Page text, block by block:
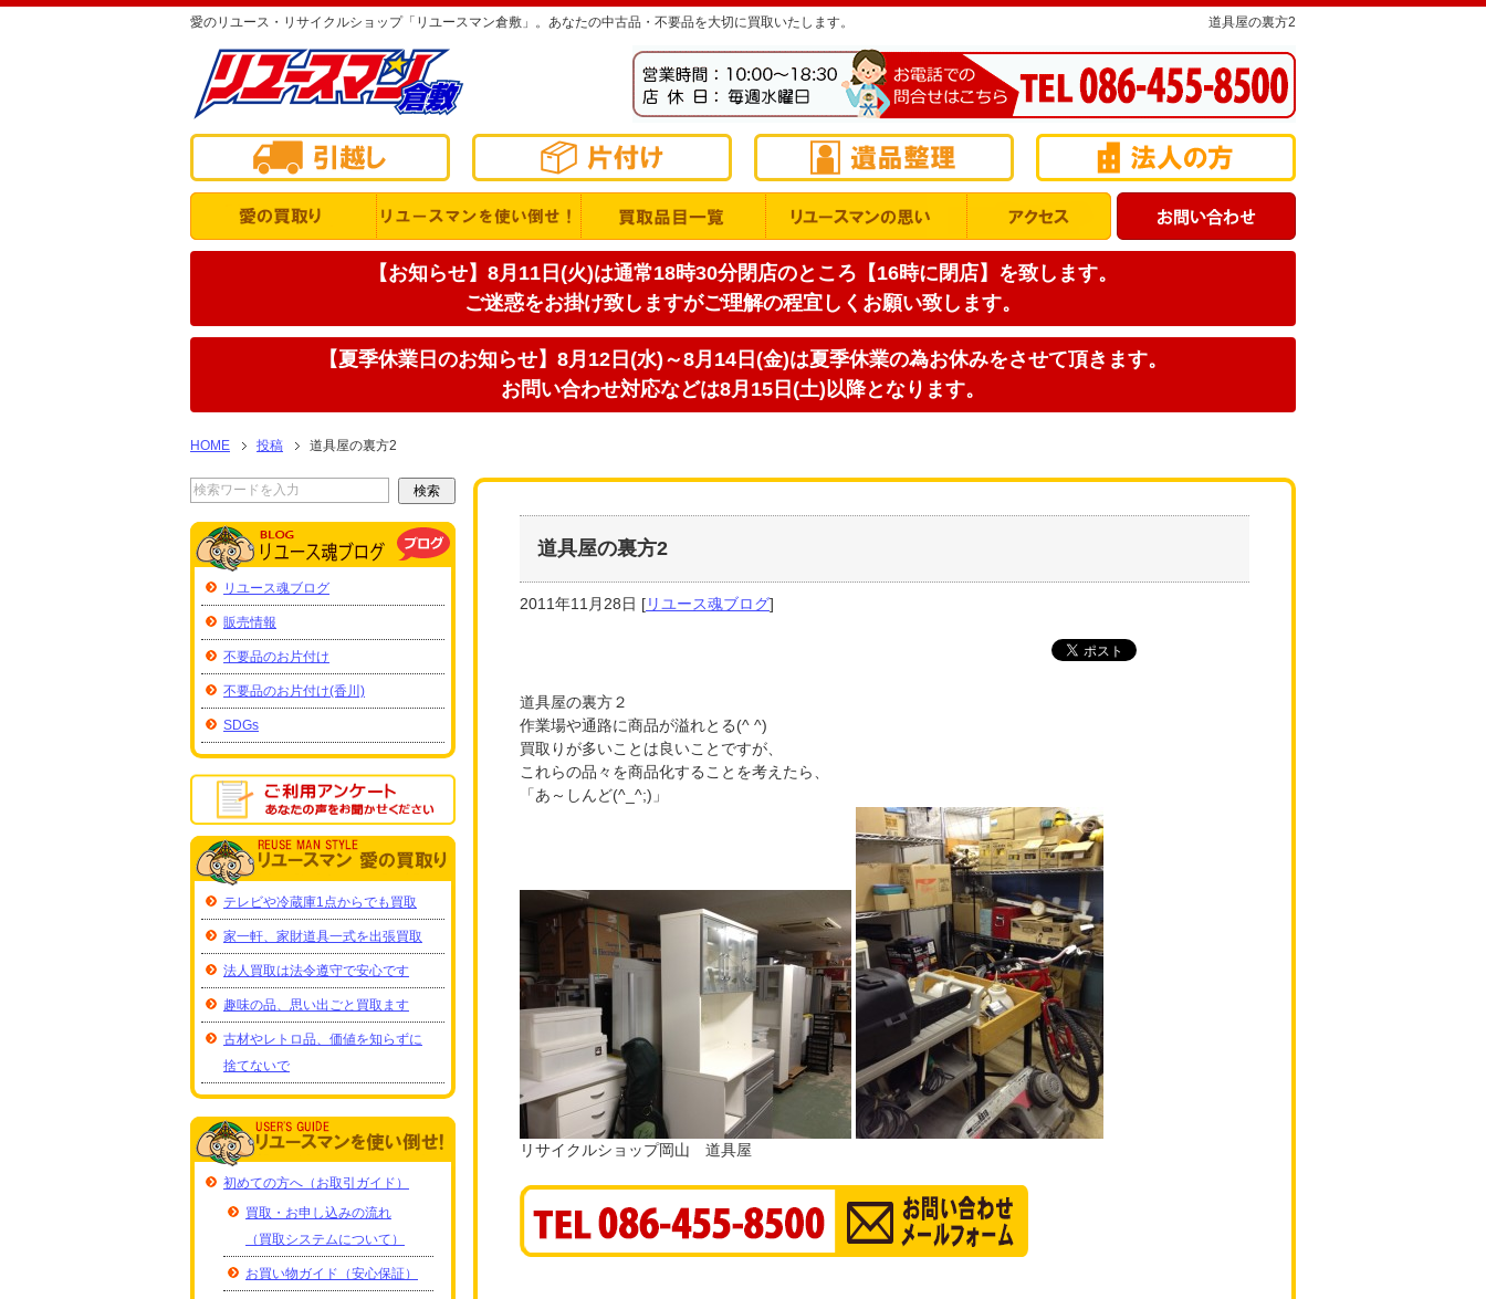
愛のリユース・リサイクルショップ「リユースマン倉敷」。あなたの中古品・不要品を大切に買取いたします。 道具屋の裏方2
【お知らせ】8月11日(火)は通常18時30分閉店のところ【16時に閉店】を致します。
ご迷惑をお掛け致しますがご理解の程宜しくお願い致します。
【夏季休業日のお知らせ】8月12日(水)～8月14日(金)は夏季休業の為お休みをさせて頂きます。
お問い合わせ対応などは8月15日(土)以降となります。
HOME 投稿 道具屋の裏方2
道具屋の裏方2
2011年11月28日 [リユース魂ブログ]
道具屋の裏方２
作業場や通路に商品が溢れとる(^ ^)
買取りが多いことは良いことですが、
これらの品々を商品化することを考えたら、
「あ～しんど(^_^;)」
リサイクルショップ岡山 道具屋
リユース魂ブログ
販売情報
不要品のお片付け
不要品のお片付け(香川)
SDGs
テレビや冷蔵庫1点からでも買取
家一軒、家財道具一式を出張買取
法人買取は法令遵守で安心です
趣味の品、思い出ごと買取ます
古材やレトロ品、価値を知らずに
捨てないで
初めての方へ（お取引ガイド）
買取・お申し込みの流れ
（買取システムについて）
お買い物ガイド（安心保証）